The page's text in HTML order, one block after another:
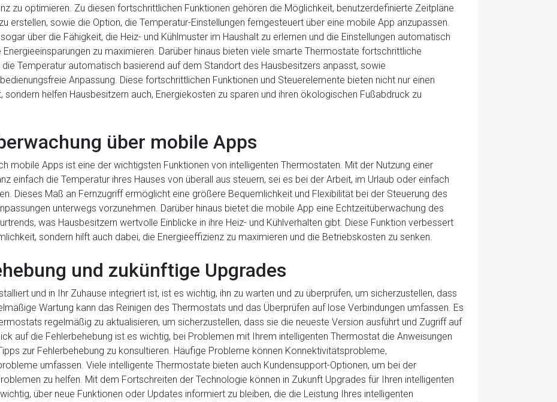
zu optimieren. Zu diesen fortschrittlichen Funktionen gehören die Möglichkeit, benutzerdefinierte Zeitpläne
erstellen, sowie die Option, die Temperatur-Einstellungen ferngesteuert über eine mobile App anzupassen.
über die Fähigkeit, die Heiz- und Kühlmuster im Haushalt zu erlernen und die Einstellungen automatisch
zu maximieren. Darüber hinaus bieten viele smarte Thermostate fortschrittliche
Temperatur automatisch basierend auf dem Standort des Hausbesitzers anpasst, sowie
Anpassung. Diese fortschrittlichen Funktionen und Steuerelemente bieten nicht nur einen
helfen Hausbesitzern auch, Energiekosten zu sparen und ihren ökologischen Fußabdruck zu
über mobile Apps
mobile Apps ist eine der wichtigsten Funktionen von intelligenten Thermostaten. Mit der Nutzung einer
einfach die Temperatur ihres Hauses von überall aus steuern, sei es bei der Arbeit, im Urlaub oder einfach
Dieses Maß an Fernzugriff ermöglicht eine größere Bequemlichkeit und Flexibilität bei der Steuerung des
unterwegs vorzunehmen. Darüber hinaus bietet die mobile App eine Echtzeitüberwachung des
was Hausbesitzern wertvolle Einblicke in ihre Heiz- und Kühlverhalten gibt. Diese Funktion verbessert
sondern hilft auch dabei, die Energieeffizienz zu maximieren und die Betriebskosten zu senken.
und zukünftige Upgrades
und in Ihr Zuhause integriert ist, ist es wichtig, ihn zu warten und zu überprüfen, um sicherzustellen, dass
Wartung kann das Reinigen des Thermostats und das Überprüfen auf lose Verbindungen umfassen. Es
regelmäßig zu aktualisieren, um sicherzustellen, dass sie die neueste Version ausführt und Zugriff auf
auf die Fehlerbehebung ist es wichtig, bei Problemen mit Ihrem intelligenten Thermostat die Anweisungen
zur Fehlerbehebung zu konsultieren. Häufige Probleme können Konnektivitätsprobleme,
umfassen. Viele intelligente Thermostate bieten auch Kundensupport-Optionen, um bei der
zu helfen. Mit dem Fortschreiten der Technologie können in Zukunft Upgrades für Ihren intelligenten
über neue Funktionen oder Updates informiert zu bleiben, die die Leistung Ihres intelligenten